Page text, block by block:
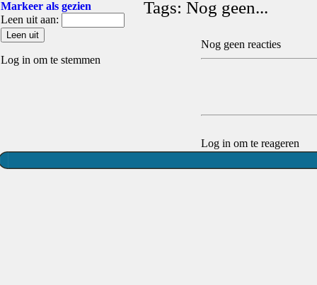
Markeer als gezien
Leen uit aan:
Log in om te stemmen
Tags: Nog geen...
Nog geen reacties
Log in om te reageren